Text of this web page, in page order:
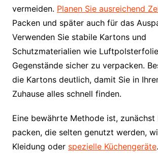
vermeiden. Planen Sie ausreichend
Packen und später auch für das
Verwenden Sie stabile Kartons und
Schutzmaterialien wie
Gegenstände sicher zu verpacken.
die Kartons deutlich, damit Sie in
Zuhause alles schnell finden.
Eine bewährte Methode ist, zunächst
packen, die selten genutzt werden,
Kleidung oder spezielle Küchengeräte